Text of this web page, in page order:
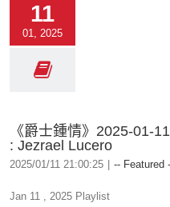
11
01, 2025
《爵士鍾情》2025-01-
: Jezrael Lucero
2025/01/11 21:00:25 -- Featured
Jan 11 , 2025 Playlist